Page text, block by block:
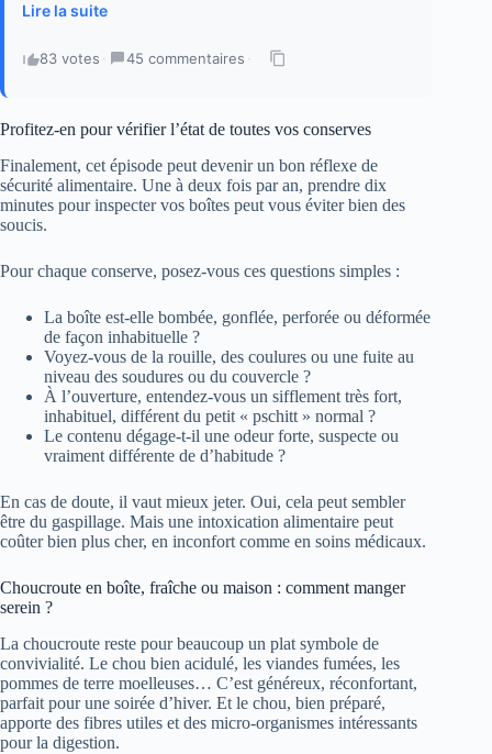
Lire la suite
83 votes · 45 commentaires ·
Profitez-en pour vérifier l’état de toutes vos conserves
Finalement, cet épisode peut devenir un bon réflexe de
sécurité alimentaire. Une à deux fois par an, prendre dix
minutes pour inspecter vos boîtes peut vous éviter bien des
soucis.
Pour chaque conserve, posez-vous ces questions simples :
La boîte est-elle bombée, gonflée, perforée ou déformée
de façon inhabituelle ?
Voyez-vous de la rouille, des coulures ou une fuite au
niveau des soudures ou du couvercle ?
À l’ouverture, entendez-vous un sifflement très fort,
inhabituel, différent du petit « pschitt » normal ?
Le contenu dégage-t-il une odeur forte, suspecte ou
vraiment différente de d’habitude ?
En cas de doute, il vaut mieux jeter. Oui, cela peut sembler
être du gaspillage. Mais une intoxication alimentaire peut
coûter bien plus cher, en inconfort comme en soins médicaux.
Choucroute en boîte, fraîche ou maison : comment manger
serein ?
La choucroute reste pour beaucoup un plat symbole de
convivialité. Le chou bien acidulé, les viandes fumées, les
pommes de terre moelleuses… C’est généreux, réconfortant,
parfait pour une soirée d’hiver. Et le chou, bien préparé,
apporte des fibres utiles et des micro-organismes intéressants
pour la digestion.